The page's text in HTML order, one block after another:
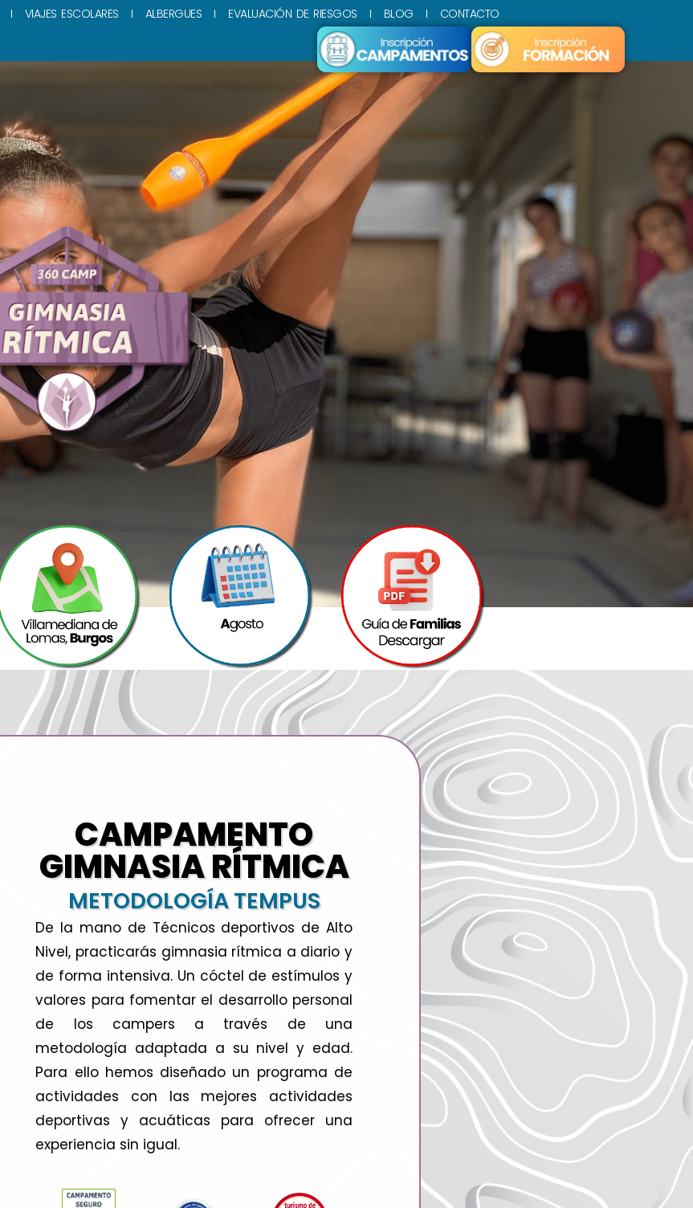
VIAJES ESCOLARES ALBERGUES EVALUACIÓN DE RIESGOS BLOG CONTACTO
CAMPAMENTO
GIMNASIA RÍTMICA
METODOLOGÍA TEMPUS
De la mano de Técnicos deportivos de Alto
Nivel, practicarás gimnasia rítmica a diario y
de forma intensiva. Un cóctel de estímulos y
valores para fomentar el desarrollo personal
de los campers a través de una
metodología adaptada a su nivel y edad.
Para ello hemos diseñado un programa de
actividades con las mejores actividades
deportivas y acuáticas para ofrecer una
experiencia sin igual.